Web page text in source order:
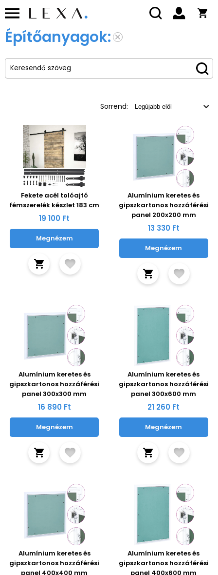
Építőanyagok:
Sorrend:
Fekete acél tolóajtó
fémszerelék készlet 183 cm
19 100 Ft
Megnézem
Alumínium keretes és
gipszkartonos hozzáférési
panel 200x200 mm
13 330 Ft
Megnézem
Alumínium keretes és
gipszkartonos hozzáférési
panel 300x300 mm
16 890 Ft
Megnézem
Alumínium keretes és
gipszkartonos hozzáférési
panel 300x600 mm
21 260 Ft
Megnézem
Alumínium keretes és
gipszkartonos hozzáférési
panel 400x400 mm
Alumínium keretes és
gipszkartonos hozzáférési
panel 400x600 mm